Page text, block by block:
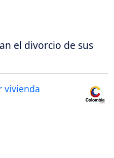
el divorcio de sus